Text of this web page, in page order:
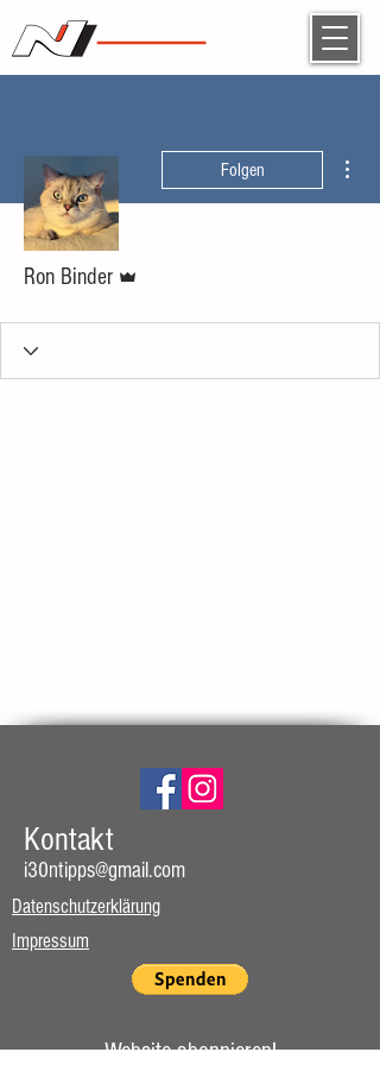
Folgen
Ron Binder
Kontakt​
i30ntipps@gmail.com
Datenschutzerklärung​
Impressum​
Websiteabonnieren!